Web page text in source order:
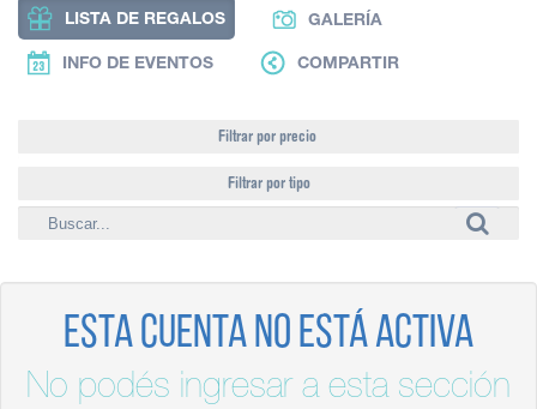
LISTA DE REGALOS GALERÍA
INFO DE EVENTOS COMPARTIR
Filtrar por precio
Filtrar por tipo
Esta cuenta no está activa
No podés ingresar a esta sección